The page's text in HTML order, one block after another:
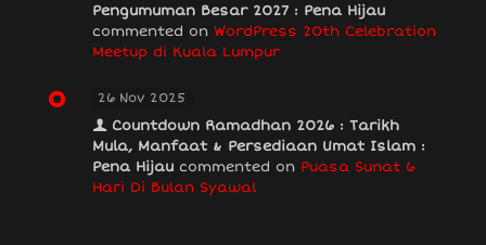
Pengumuman Besar 2027 : Pena Hijau
commented on WordPress 20th Celebration
Meetup di Kuala Lumpur
26 Nov 2025
Countdown Ramadhan 2026 : Tarikh
Mula, Manfaat & Persediaan Umat Islam :
Pena Hijau commented on Puasa Sunat 6
Hari Di Bulan Syawal